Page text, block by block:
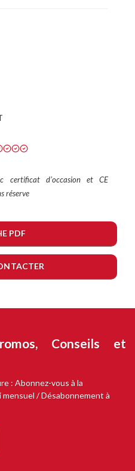
certificat dʼoccasion et CE
réserve
PDF
Conseils et
: Abonnez-vous à la
/ Désabonnement à